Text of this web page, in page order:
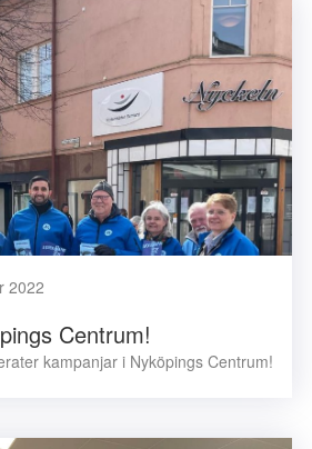
2022
Centrum!
kampanjar i Nyköpings Centrum!